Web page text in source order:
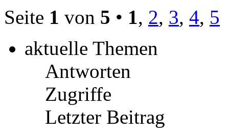
Seite 1 von 5 • 1 , 2, 3, 4, 5
aktuelle Themen
Antworten
Zugriffe
Letzter Beitrag